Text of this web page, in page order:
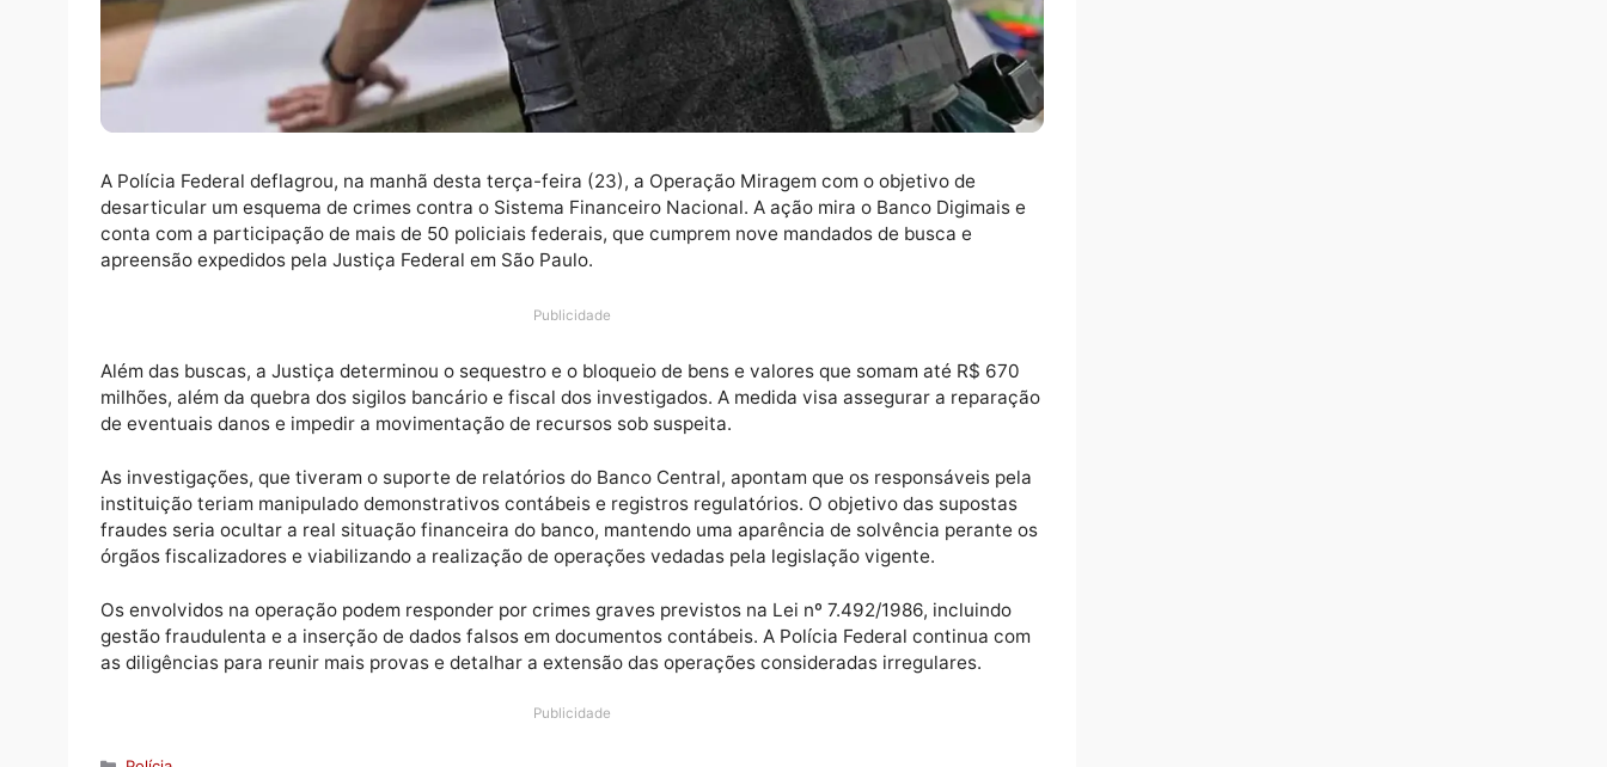
desarticular um esquema de crimes contra o Sistema Financeiro Nacional. A ação mira o Banco Digimais e
apreensão expedidos pela Justiça Federal em São Paulo.
Além das buscas, a Justiça determinou o sequestro e o bloqueio de bens e valores que somam até R$ 670
milhões, além da quebra dos sigilos bancário e fiscal dos investigados. A medida visa assegurar a reparação
de eventuais danos e impedir a movimentação de recursos sob suspeita.
As investigações, que tiveram o suporte de relatórios do Banco Central, apontam que os responsáveis pela
instituição teriam manipulado demonstrativos contábeis e registros regulatórios. O objetivo das supostas
fraudes seria ocultar a real situação financeira do banco, mantendo uma aparência de solvência perante os
órgãos fiscalizadores e viabilizando a realização de operações vedadas pela legislação vigente.